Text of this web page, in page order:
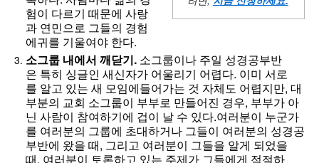
험이 다르기 때문에 사랑
과 연민으로 그들의 경험
에귀를 기울여야 한다.
소그룹 내에서 깨닫기. 소그룹이나 주일 성경공부반
은 특히 싱글인 새신자가 어울리기 어렵다. 이미 서로
를 알고 있는 새 모임에들어가는 것 자체도 어렵지만, 대
부분의 교회 소그룹이 부부로 만들어진 경우, 부부가 아
닌 사람이 참여하기에 겁이 날 수 있다.여러분이 누군가
를 여러분의 그룹에 초대하거나 그들이 여러분의 성경공
부반에 왔을 때, 그리고 여러분이 그들을 알게 되었을
때, 여러분이 토론하고 있는 주제가 그들에게 적절하